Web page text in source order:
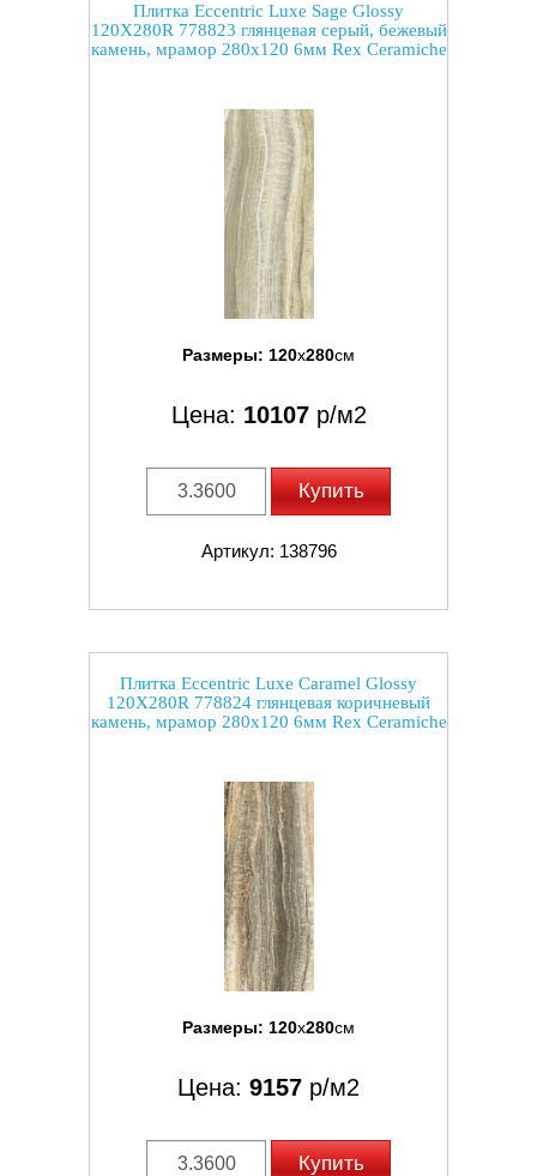
Плитка Eccentric Luxe Sage Glossy
120X280R 778823 глянцевая серый, бежевый
камень, мрамор 280x120 6мм Rex Ceramiche
Размеры: 120x280см
Цена: 10107р/м2
Купить
Артикул: 138796
Плитка Eccentric Luxe Caramel Glossy
120X280R 778824 глянцевая коричневый
камень, мрамор 280x120 6мм Rex Ceramiche
Размеры: 120x280см
Цена: 9157 р/м2
Купить